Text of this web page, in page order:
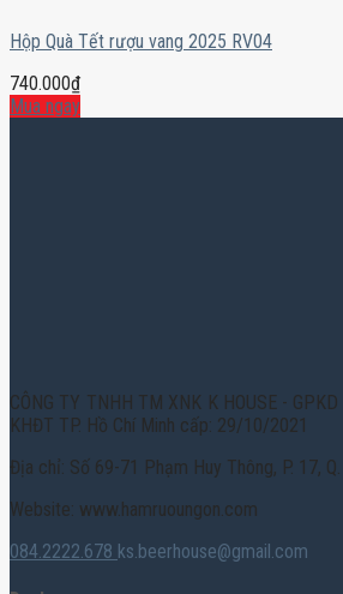
Hộp Quà Tết rượu vang 2025 RV04
740.000₫
Mua ngay
CÔNG TY TNHH TM XNK K HOUSE -
KHĐT TP. Hồ Chí Minh cấp: 29/10/2021
Địa chỉ: Số 69-71 Phạm Huy Thông, P. 17,
Website: www.hamruoungon.com
084.2222.678 ks.beerhouse@gmail.com